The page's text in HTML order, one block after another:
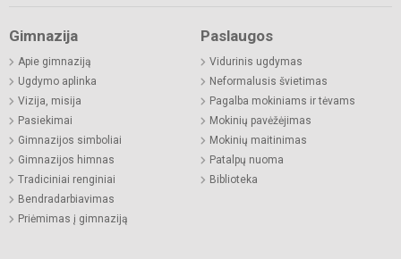
Gimnazija
Apie gimnaziją
Ugdymo aplinka
Vizija, misija
Pasiekimai
Gimnazijos simboliai
Gimnazijos himnas
Tradiciniai renginiai
Bendradarbiavimas
Priėmimas į gimnaziją
Paslaugos
Vidurinis ugdymas
Neformalusis švietimas
Pagalba mokiniams ir tėvams
Mokinių pavėžėjimas
Mokinių maitinimas
Patalpų nuoma
Biblioteka